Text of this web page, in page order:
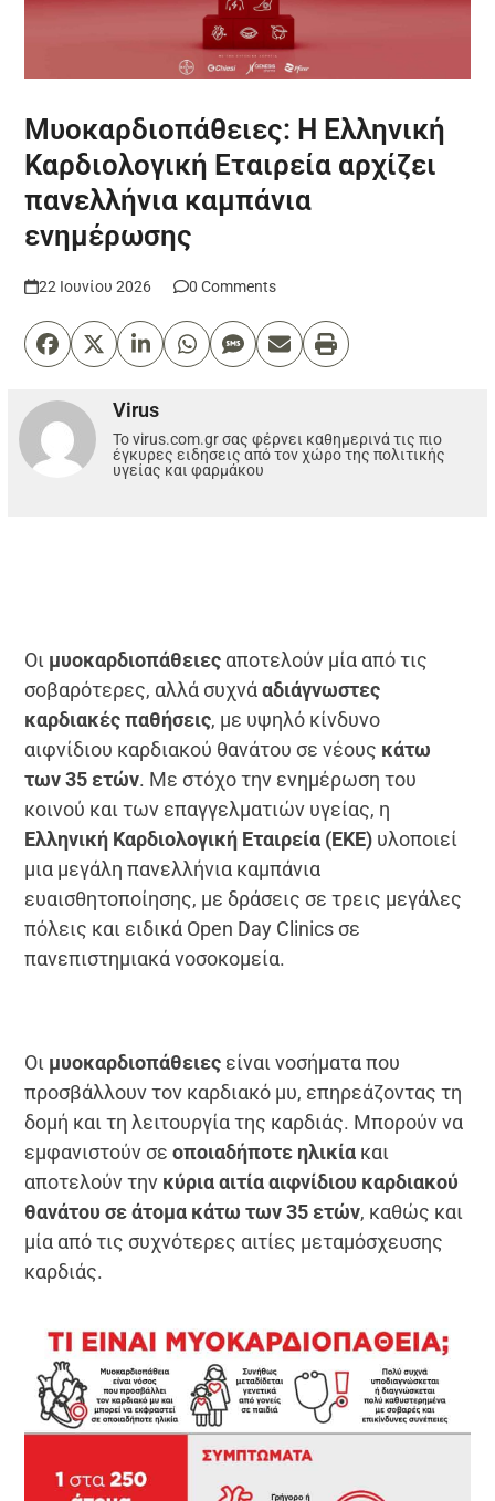
Μυοκαρδιοπάθειες: Η Ελληνική
Καρδιολογική Εταιρεία αρχίζει
πανελλήνια καμπάνια
ενημέρωσης
22 Ιουνίου 2026 0 Comments
Virus
Το virus.com.gr σας φέρνει καθημερινά τις πιο
έγκυρες ειδησεις από τον χώρο της πολιτικής
υγείας και φαρμάκου
Οι μυοκαρδιοπάθειες αποτελούν μία από τις
σοβαρότερες, αλλά συχνάαδιάγνωστες
καρδιακές παθήσεις, με υψηλό κίνδυνο
αιφνίδιου καρδιακού θανάτου σε νέους κάτω
των 35 ετών. Με στόχο την ενημέρωση του
κοινού και των επαγγελματιών υγείας, η
Ελληνική Καρδιολογική Εταιρεία (ΕΚΕ) υλοποιεί
μια μεγάλη πανελλήνια καμπάνια
ευαισθητοποίησης, με δράσεις σε τρεις μεγάλες
πόλεις και ειδικά Open Day Clinics σε
πανεπιστημιακά νοσοκομεία.
Οι μυοκαρδιοπάθειες είναι νοσήματα που
προσβάλλουν τον καρδιακό μυ, επηρεάζοντας τη
δομή και τη λειτουργία της καρδιάς. Μπορούν να
εμφανιστούν σε οποιαδήποτε ηλικία και
αποτελούν την κύρια αιτία αιφνίδιου καρδιακού
θανάτου σε άτομα κάτω των 35 ετών, καθώς και
μία από τις συχνότερες αιτίες μεταμόσχευσης
καρδιάς.